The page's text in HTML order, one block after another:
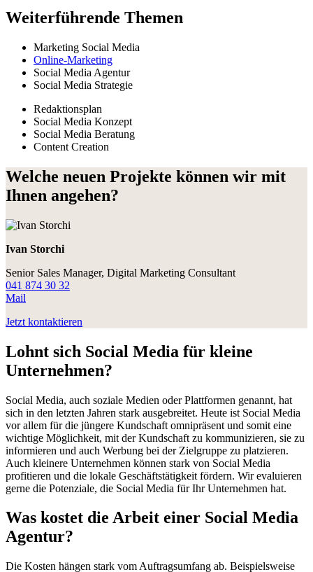
Weiterführende Themen
Marketing Social Media
Online-Marketing
Social Media Agentur
Social Media Strategie
Redaktionsplan
Social Media Konzept
Social Media Beratung
Content Creation
Welche neuen Projekte können wir mit
Ihnen angehen?
Ivan Storchi
Senior Sales Manager, Digital Marketing Consultant
041 874 30 32
Mail
Jetzt kontaktieren
Lohnt sich Social Media für kleine
Unternehmen?
Social Media, auch soziale Medien oder Plattformen genannt, hat
sich in den letzten Jahren stark ausgebreitet. Heute ist Social Media
vor allem für die jüngere Kundschaft omnipräsent und somit eine
wichtige Möglichkeit, mit der Kundschaft zu kommunizieren, sie zu
informieren und auch Werbung bei der Zielgruppe zu platzieren.
Auch kleinere Unternehmen können stark von Social Media
profitieren und die lokale Geschäftstätigkeit fördern. Wir evaluieren
gerne die Potenziale, die Social Media für Ihr Unternehmen hat.
Was kostet die Arbeit einer Social Media
Agentur?
Die Kosten hängen stark vom Auftragsumfang ab. Beispielsweise